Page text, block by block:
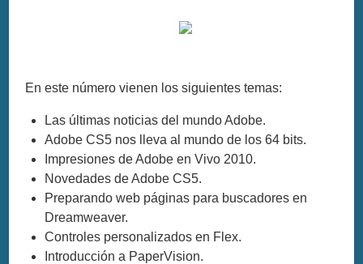
En este número vienen los siguientes temas:
Las últimas noticias del mundo Adobe.
Adobe CS5 nos lleva al mundo de los 64 bits.
Impresiones de Adobe en Vivo 2010.
Novedades de Adobe CS5.
Preparando web páginas para buscadores en
Dreamweaver.
Controles personalizados en Flex.
Introducción a PaperVision.